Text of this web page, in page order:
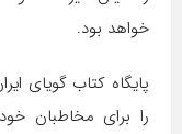
خواهد بود.
پایگاه کتاب گویای
را برای مخاطبان